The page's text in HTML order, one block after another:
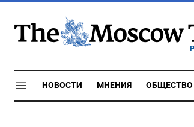
НОВОСТИ МНЕНИЯ ОБЩЕСТВО